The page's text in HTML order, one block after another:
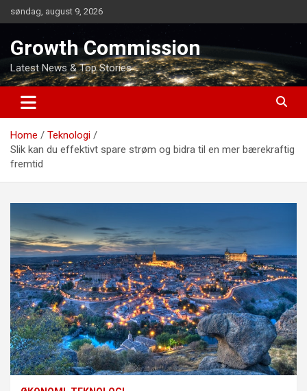
to
søndag, august 9, 2026
Growth Commission
Latest News & Top Stories
Home
Teknologi
Slik kan du effektivt spare strøm og bidra til en mer bærekraftig
fremtid